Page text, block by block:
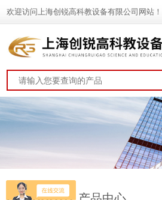
欢迎访问上海创锐高科教设备有限公司网站！